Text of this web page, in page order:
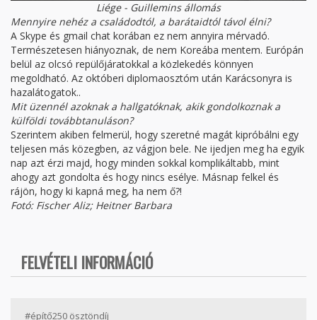
Liége - Guillemins állomás
Mennyire nehéz a családodtól, a barátaidtól távol élni?
A Skype és gmail chat korában ez nem annyira mérvadó.
Természetesen hiányoznak, de nem Koreába mentem. Európán
belül az olcsó repülőjáratokkal a közlekedés könnyen
megoldható. Az októberi diplomaosztóm után Karácsonyra is
hazalátogatok..
Mit üzennél azoknak a hallgatóknak, akik gondolkoznak a
külföldi továbbtanuláson?
Szerintem akiben felmerül, hogy szeretné magát kipróbálni egy
teljesen más közegben, az vágjon bele. Ne ijedjen meg ha egyik
nap azt érzi majd, hogy minden sokkal komplikáltabb, mint
ahogy azt gondolta és hogy nincs esélye. Másnap felkel és
rájön, hogy ki kapná meg, ha nem ő?!
Fotó: Fischer Aliz; Heitner Barbara
FELVÉTELI INFORMÁCIÓ
#építő250 ösztöndíj